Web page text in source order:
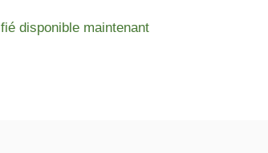
disponible maintenant